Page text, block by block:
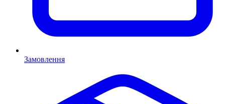
Замовлення